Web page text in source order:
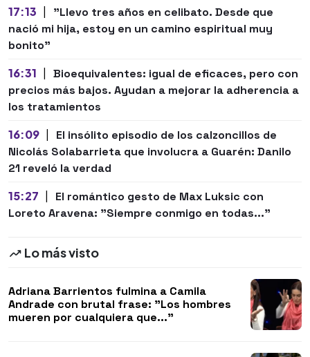
17:13 |
"Llevo tres años en celibato. Desde que
nació mi hija, estoy en un camino espiritual muy
bonito"
16:31 | Bioequivalentes: igual de eficaces, pero con
precios más bajos. Ayudan a mejorar la adherencia a
los tratamientos
16:09 |
El insólito episodio de los calzoncillos de
Nicolás Solabarrieta que involucra a Guarén: Danilo
21 reveló la verdad
15:27 |
El romántico gesto de Max Luksic con
Loreto Aravena: "Siempre conmigo en todas..."
Lo más visto
Adriana Barrientos fulmina a Camila
Andrade con brutal frase: "Los hombres
mueren por cualquiera que..."